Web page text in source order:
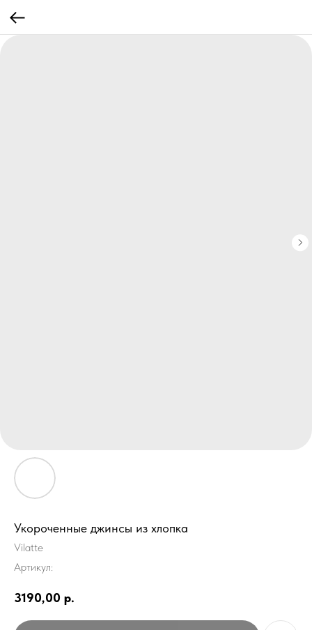
Укороченные джинсы из хлопка
Vilatte
Артикул:
3190,00 р.